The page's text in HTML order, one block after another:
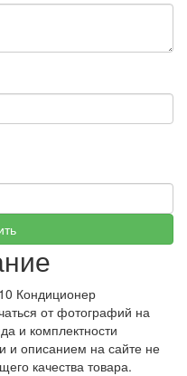
Кондиционер
от фотографий на
и комплектности
и описанием на сайте не
качества товара.